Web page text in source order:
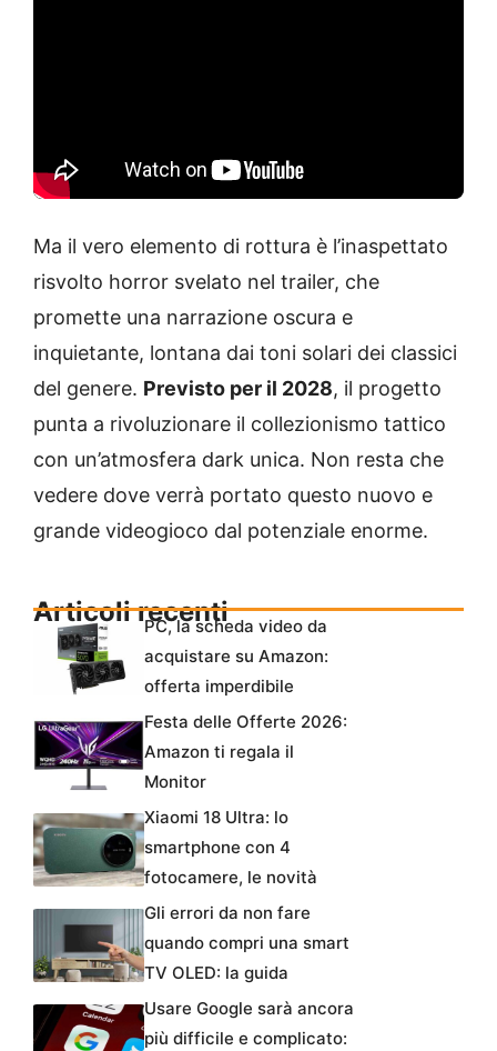
Ma il vero elemento di rottura è l’inaspettato
risvolto horror svelato nel trailer, che
promette una narrazione oscura e
inquietante, lontana dai toni solari dei classici
del genere. Previsto per il 2028, il progetto
punta a rivoluzionare il collezionismo tattico
con un’atmosfera dark unica. Non resta che
vedere dove verrà portato questo nuovo e
grande videogioco dal potenziale enorme.
Articoli recentiPC, la scheda video da
acquistare su Amazon:
offerta imperdibile
Festa delle Offerte 2026:
Amazon ti regala il
Monitor
Xiaomi 18 Ultra: lo
smartphone con 4
fotocamere, le novità
Gli errori da non fare
quando compri una smart
TV OLED: la guida
Usare Google sarà ancora
più difficile e complicato: